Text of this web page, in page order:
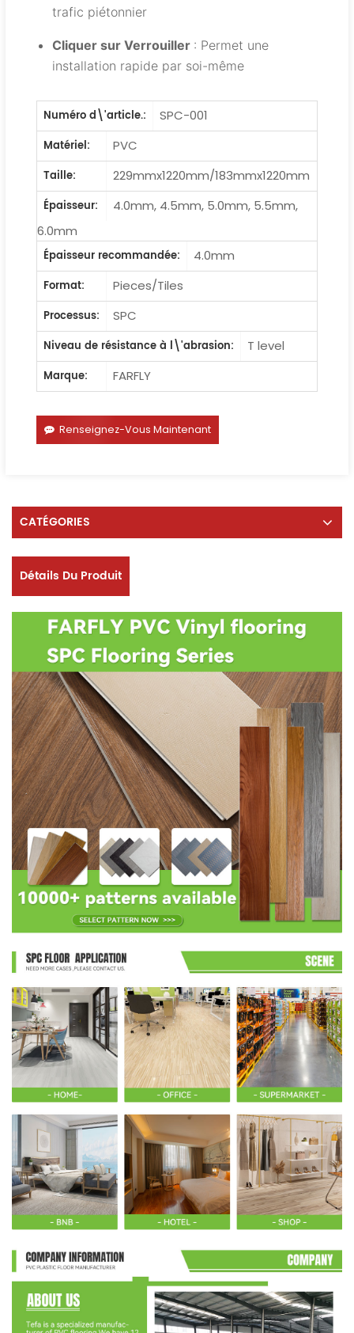
trafic piétonnier
Cliquer sur Verrouiller : Permet une
installation rapide par soi-même
Numéro d\'article.:
SPC-001
Matériel:
PVC
Taille:
229mmx1220mm/183mmx1220mm
Épaisseur:
4.0mm, 4.5mm, 5.0mm, 5.5mm,
6.0mm
Épaisseur recommandée:
4.0mm
Format:
Pieces/Tiles
Processus:
SPC
Niveau de résistance à l\'abrasion:
T level
Marque:
FARFLY
Renseignez-Vous Maintenant
CATÉGORIES
Détails Du Produit